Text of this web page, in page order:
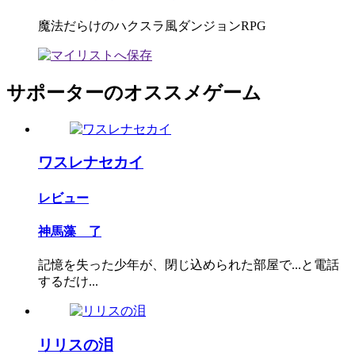
魔法だらけのハクスラ風ダンジョンRPG
サポーターのオススメゲーム
ワスレナセカイ
レビュー
神馬藻 了
記憶を失った少年が、閉じ込められた部屋で...と電話
するだけ...
リリスの泪